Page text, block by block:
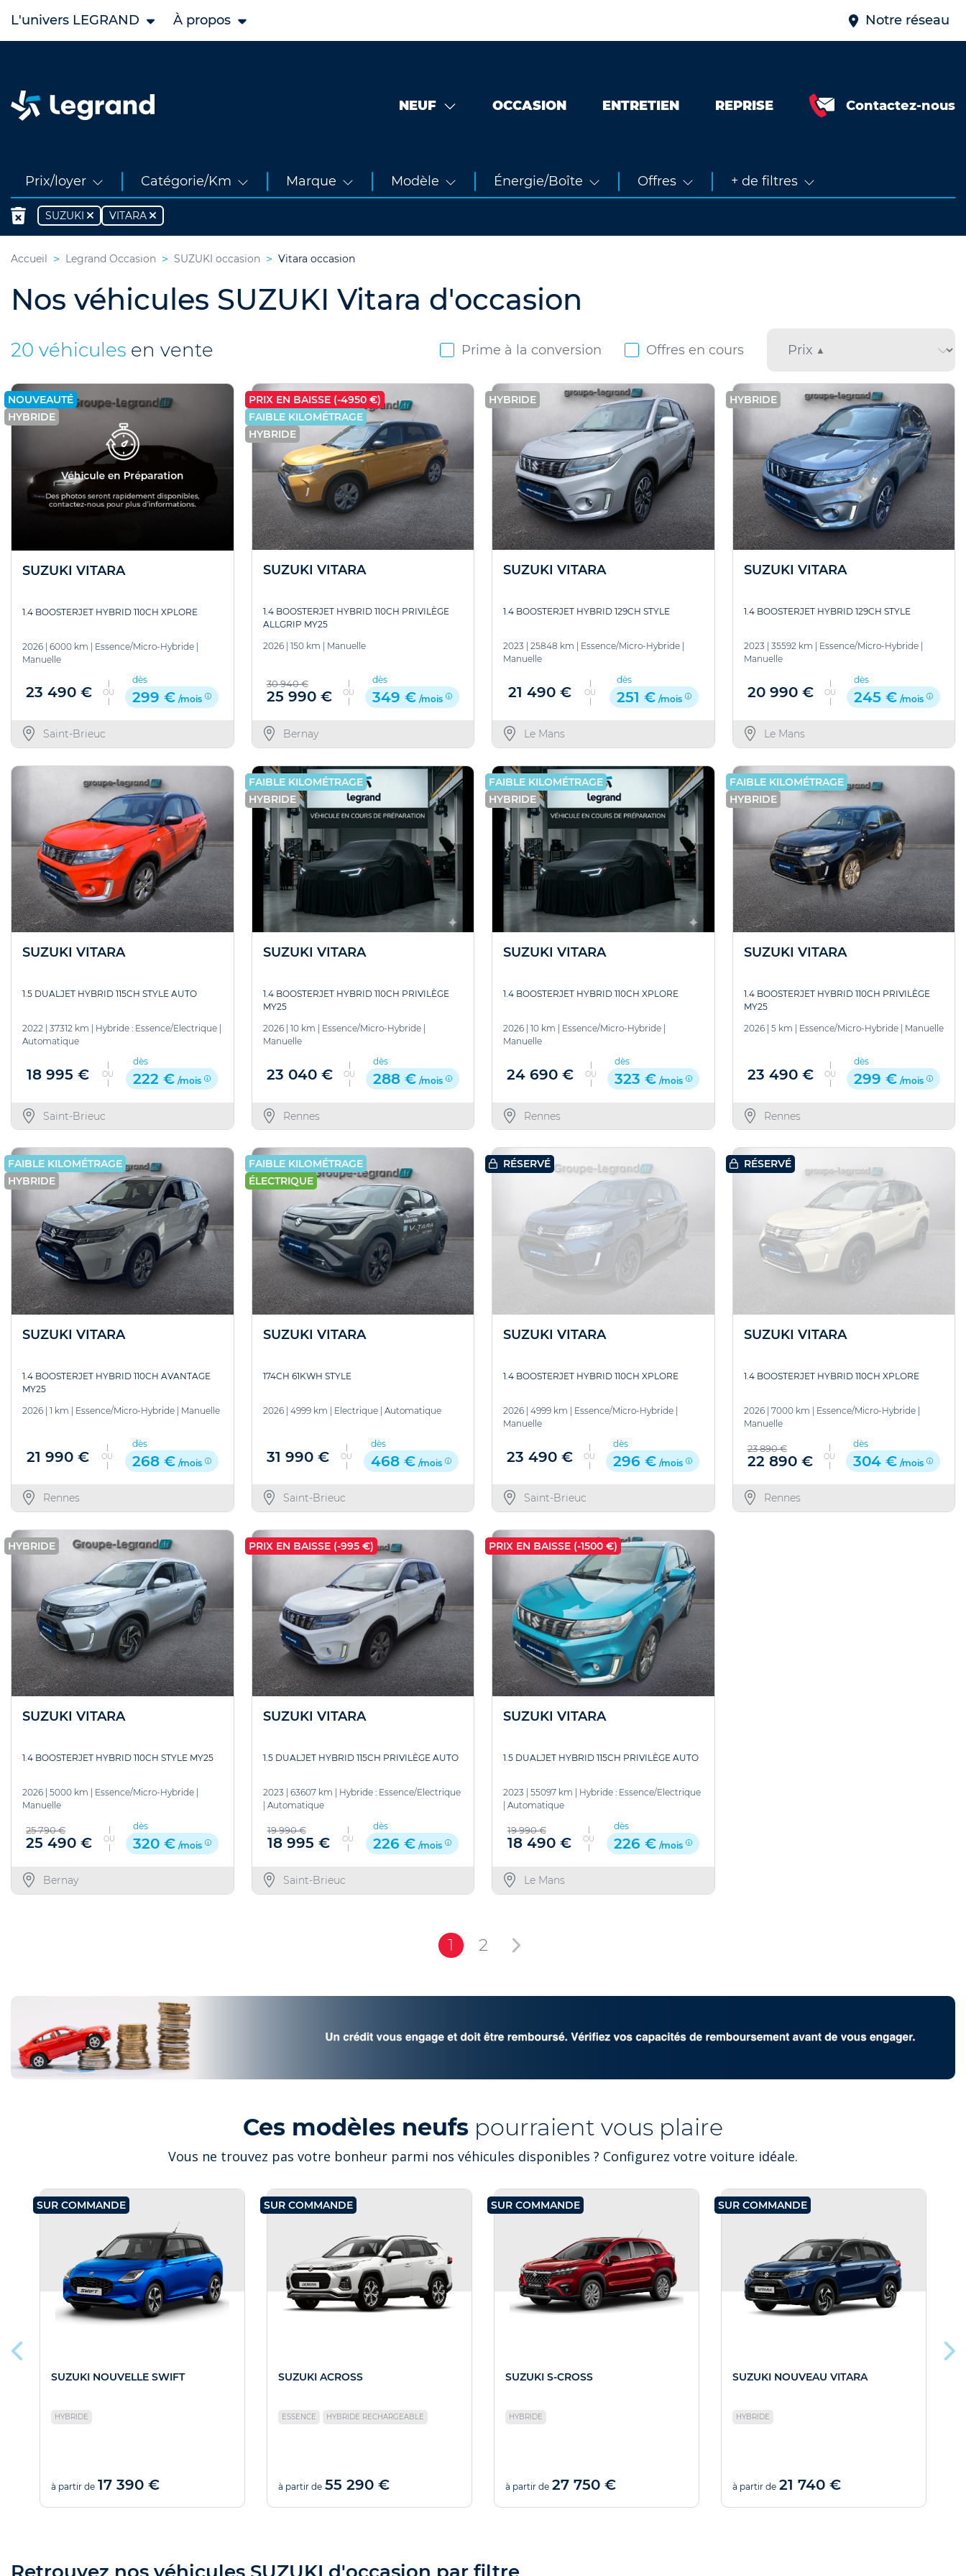
L'univers LEGRAND À propos Notre réseau
NEUF OCCASION ENTRETIEN REPRISE
Contactez-nous
Prix/loyer Catégorie/Km Marque Modèle Énergie/Boîte Offres + de filtres
SUZUKI VITARA
Accueil Legrand Occasion SUZUKI occasion Vitara occasion
Nos véhicules SUZUKI Vitara d'occasion
20 véhicules en vente Prime à la conversion Offres en cours
NOUVEAUTÉ
HYBRIDE
SUZUKI VITARA
1.4 BOOSTERJET HYBRID 110CH XPLORE
2026 | 6000 km | Essence/Micro-Hybride |
Manuelle
23 490 € OU
dès
299 € /mois
Saint-Brieuc
PRIX EN BAISSE (-4950 €)
FAIBLE KILOMÉTRAGE
HYBRIDE
SUZUKI VITARA
1.4 BOOSTERJET HYBRID 110CH PRIVILÈGE
ALLGRIP MY25
2026| 150 km Manuelle
30 940 €
25 990 € OU
dès
349 € /mois
Bernay
HYBRIDE
SUZUKI VITARA
1.4 BOOSTERJET HYBRID 129CH STYLE
2023 25848 km Essence/Micro-Hybride
Manuelle
21 490 € OU
dès
251 € /mois
Le Mans
HYBRIDE
SUZUKI VITARA
1.4 BOOSTERJET HYBRID 129CH STYLE
2023 35592 km Essence/Micro-Hybride|
Manuelle
20 990 € OU
dès
245 € /mois
Le Mans
SUZUKI VITARA
1.5 DUALJET HYBRID 115CH STYLE AUTO
2022 37312 km Hybride : Essence/Electrique
Automatique
18 995 € OU
dès
222 € /mois
Saint-Brieuc
FAIBLE KILOMÉTRAGE
HYBRIDE
SUZUKI VITARA
1.4 BOOSTERJET HYBRID 110CH PRIVILÈGE
MY25
2026| 10 km Essence/Micro-Hybride|
Manuelle
23 040 € OU
dès
288 € /mois
Rennes
FAIBLE KILOMÉTRAGE
HYBRIDE
SUZUKI VITARA
1.4 BOOSTERJET HYBRID 110CH XPLORE
2026 10 km Essence/Micro-Hybride
Manuelle
24 690 € OU
dès
323 € /mois
Rennes
FAIBLE KILOMÉTRAGE
HYBRIDE
SUZUKI VITARA
1.4 BOOSTERJET HYBRID 110CH PRIVILÈGE
MY25
2026| 5 km Essence/Micro-Hybride| Manuelle
23 490 € OU
dès
299 € /mois
Rennes
FAIBLE KILOMÉTRAGE
HYBRIDE
SUZUKI VITARA
1.4 BOOSTERJET HYBRID 110CH AVANTAGE
MY25
2026 1 km Essence/Micro-Hybride Manuelle
21 990 € OU
dès
268 € /mois
Rennes
FAIBLE KILOMÉTRAGE
ÉLECTRIQUE
SUZUKI VITARA
174CH 61KWH STYLE
2026| 4999 km Electrique| Automatique
31 990 € OU
dès
468 € /mois
Saint-Brieuc
RÉSERVÉ
SUZUKI VITARA
1.4 BOOSTERJET HYBRID 110CH XPLORE
2026 4999 km Essence/Micro-Hybride
Manuelle
23 490 € OU
dès
296 € /mois
Saint-Brieuc
RÉSERVÉ
SUZUKI VITARA
1.4 BOOSTERJET HYBRID 110CH XPLORE
2026| 7000 km Essence/Micro-Hybride|
Manuelle
23 890 €
22 890 € OU
dès
304 € /mois
Rennes
HYBRIDE
SUZUKI VITARA
1.4 BOOSTERJET HYBRID 110CH STYLE MY25
2026 5000 km Essence/Micro-Hybride
Manuelle
25 790 €
25 490 € OU
dès
320 € /mois
Bernay
PRIX EN BAISSE (-995 €)
SUZUKI VITARA
1.5 DUALJET HYBRID 115CH PRIVILÈGE AUTO
2023 63607 km
Hybride : Essence/Electrique
Automatique
19 990 €
18 995 € OU
dès
226 € /mois
Saint-Brieuc
PRIX EN BAISSE (-1500 €)
SUZUKI VITARA
1.5 DUALJET HYBRID 115CH PRIVILÈGE AUTO
2023 55097 km
Hybride : Essence/Electrique
Automatique
19 990 €
18 490 € OU
dès
226 € /mois
Le Mans
1 2
Ces modèles neufs pourraient vous plaire
Vous ne trouvez pas votre bonheur parmi nos véhicules disponibles ? Configurez votre voiture idéale.
SUR COMMANDE
SUZUKI NOUVELLE SWIFT
HYBRIDE
à partir de 17 390 €
SUR COMMANDE
SUZUKI ACROSS
ESSENCE HYBRIDE RECHARGEABLE
à partir de 55 290 €
SUR COMMANDE
SUZUKI S-CROSS
HYBRIDE
à partir de 27 750 €
SUR COMMANDE
SUZUKI NOUVEAU VITARA
HYBRIDE
à partir de 21 740 €